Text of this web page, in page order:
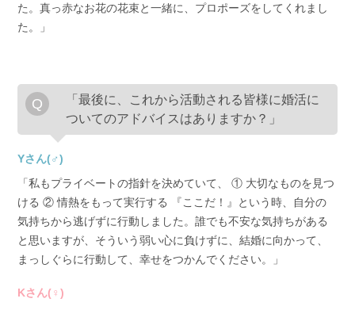
た。真っ赤なお花の花束と一緒に、プロポーズをしてくれまし
た。」
「最後に、これから活動される皆様に婚活に
ついてのアドバイスはありますか？」
Yさん(♂)
「私もプライベートの指針を決めていて、 ① 大切なものを見つ
ける ② 情熱をもって実行する 『ここだ！』という時、自分の
気持ちから逃げずに行動しました。誰でも不安な気持ちがある
と思いますが、そういう弱い心に負けずに、結婚に向かって、
まっしぐらに行動して、幸せをつかんでください。」
Kさん(♀)